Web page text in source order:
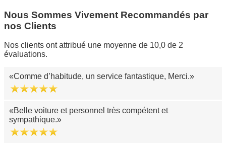
Nous Sommes Vivement Recommandés par
nos Clients
Nos clients ont attribué une moyenne de 10,0 de 2
évaluations.
Comme d’habitude, un service fantastique, Merci.
Belle voiture et personnel très compétent et
sympathique.